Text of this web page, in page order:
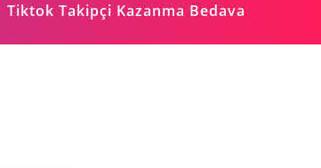
Tiktok Takipçi Kazanma Bedava